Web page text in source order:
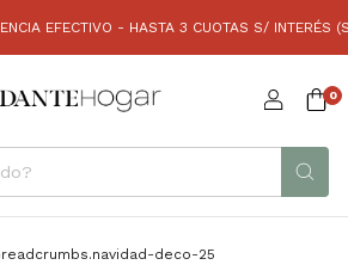
3 CUOTAS S/ INTERÉS (SIN MÍNIMO) | 6
0
deco-25